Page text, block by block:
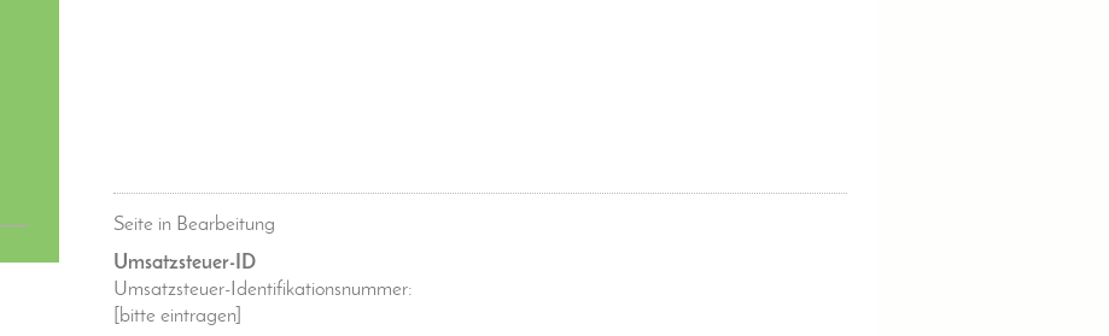
Seite in Bearbeitung
Umsatzsteuer-ID
Umsatzsteuer-Identifikationsnummer:
[bitte eintragen]